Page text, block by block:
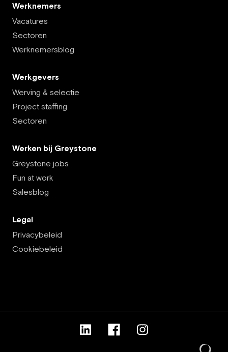
Werknemers
Vacatures
Sectoren
Werknemersblog
Werkgevers
Werving & selectie
Project staffing
Sectoren
Werken bij Greystone
Greystone jobs
Fun at work
Salesblog
Legal
Privacybeleid
Cookiebeleid